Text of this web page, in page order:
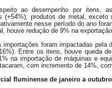
ao desempenho por itens,
(+54%); produtos de metal,
nesse período do ano
houve redução de 9% na
importações foram impactadas
Entre os itens, houve queda
na importação de máquinas e
com incremento de 14%,
fluminense de janeiro a